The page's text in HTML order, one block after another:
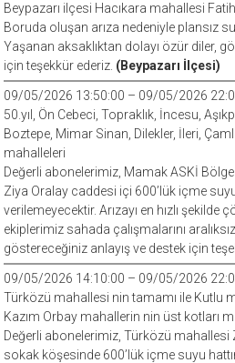
Beypazarı ilçesi Hacıkara mahallesi
Boruda oluşan arıza nedeniyle plansız
Yaşanan aksaklıktan dolayı özür diler,
için teşekkür ederiz. (Beypazarı İlçesi)
09/05/2026 13:50:00 – 09/05/2026
50.yıl, Ön Cebeci, Topraklık, İncesu,
Boztepe, Mimar Sinan, Dilekler, İleri,
mahalleleri
Değerli abonelerimiz, Mamak ASKİ
Ziya Oralay caddesi içi 600’lük içme
verilemeyecektir. Arızayı en hızlı şekilde
ekiplerimiz sahada çalışmalarını
göstereceğiniz anlayış ve destek için
09/05/2026 14:10:00 – 09/05/2026
Türközü mahallesi nin tamamı ile Kutlu
Kazım Orbay mahallerin nin üst kotları
Değerli abonelerimiz, Türközü mahallesi
sokak köşesinde 600’lük içme suyu